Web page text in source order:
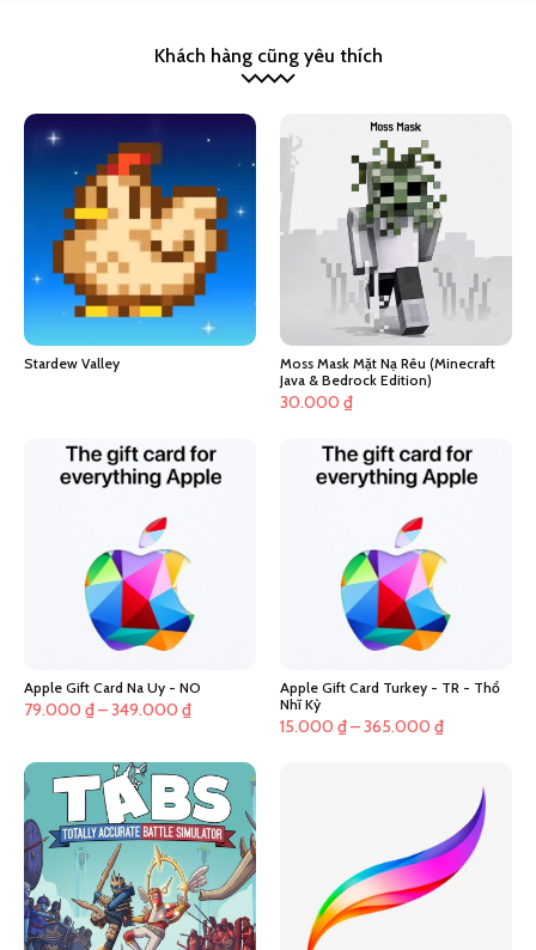
Khách hàng cũng yêu thích
Stardew Valley
Moss Mask Mặt Nạ Rêu (Minecraft
Java & Bedrock Edition)
30.000 ₫
Apple Gift Card Na Uy - NO
79.000 ₫–349.000 ₫Khoảng
từ
79.000 ₫
đến
349.000 ₫
Apple Gift Card Turkey - TR - Thổ
Nhĩ Kỳ
15.000 ₫–365.000 ₫Khoảng
15.000 ₫
đến
365.000 ₫